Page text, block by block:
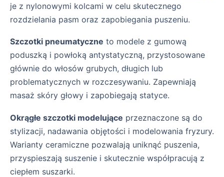
je z nylonowymi kolcami w celu skutecznego
rozdzielania pasm oraz zapobiegania puszeniu.
Szczotki pneumatyczne to modele z gumową
poduszką i powłoką antystatyczną, przystosowane
głównie do włosów grubych, długich lub
problematycznych w rozczesywaniu. Zapewniają
masaż skóry głowy i zapobiegają statyce.
Okrągłe szczotki modelujące przeznaczone są do
stylizacji, nadawania objętości i modelowania fryzury.
Warianty ceramiczne pozwalają uniknąć puszenia,
przyspieszają suszenie i skutecznie współpracują z
ciepłem suszarki.